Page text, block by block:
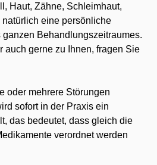
Haut, Zähne, Schleimhaut,
eine persönliche
Behandlungszeitraumes.
auch gerne zu Ihnen, fragen Sie
oder mehrere Störungen
sofort in der Praxis ein
das bedeutet, dass gleich die
verordnet werden